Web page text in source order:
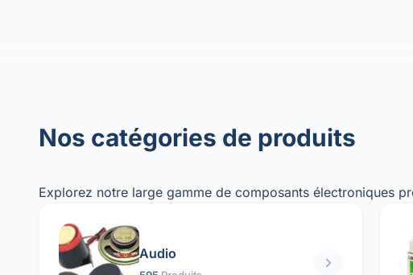
Nos catégories de produits
Explorez notre large gamme de composants électroniques
Audio